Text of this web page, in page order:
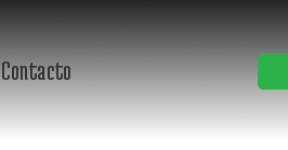
Contacto